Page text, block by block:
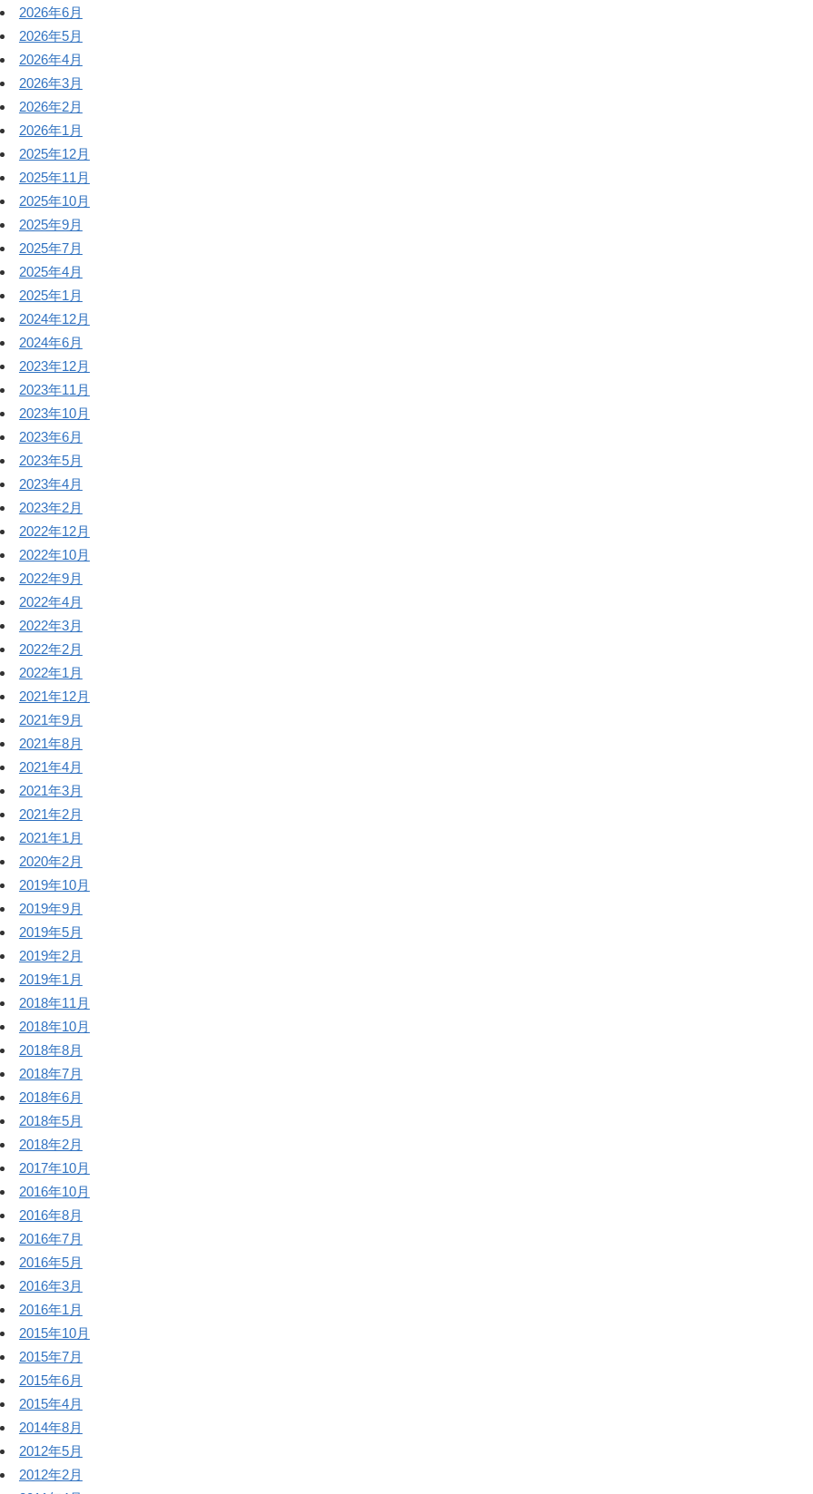
2026年6月
2026年5月
2026年4月
2026年3月
2026年2月
2026年1月
2025年12月
2025年11月
2025年10月
2025年9月
2025年7月
2025年4月
2025年1月
2024年12月
2024年6月
2023年12月
2023年11月
2023年10月
2023年6月
2023年5月
2023年4月
2023年2月
2022年12月
2022年10月
2022年9月
2022年4月
2022年3月
2022年2月
2022年1月
2021年12月
2021年9月
2021年8月
2021年4月
2021年3月
2021年2月
2021年1月
2020年2月
2019年10月
2019年9月
2019年5月
2019年2月
2019年1月
2018年11月
2018年10月
2018年8月
2018年7月
2018年6月
2018年5月
2018年2月
2017年10月
2016年10月
2016年8月
2016年7月
2016年5月
2016年3月
2016年1月
2015年10月
2015年7月
2015年6月
2015年4月
2014年8月
2012年5月
2012年2月